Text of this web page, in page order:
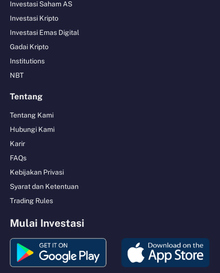
Investasi Saham AS
Investasi Kripto
Investasi Emas Digital
Gadai Kripto
Institutions
NBT
Tentang
Tentang Kami
Hubungi Kami
Karir
FAQs
Kebijakan Privasi
Syarat dan Ketentuan
Trading Rules
Mulai Investasi